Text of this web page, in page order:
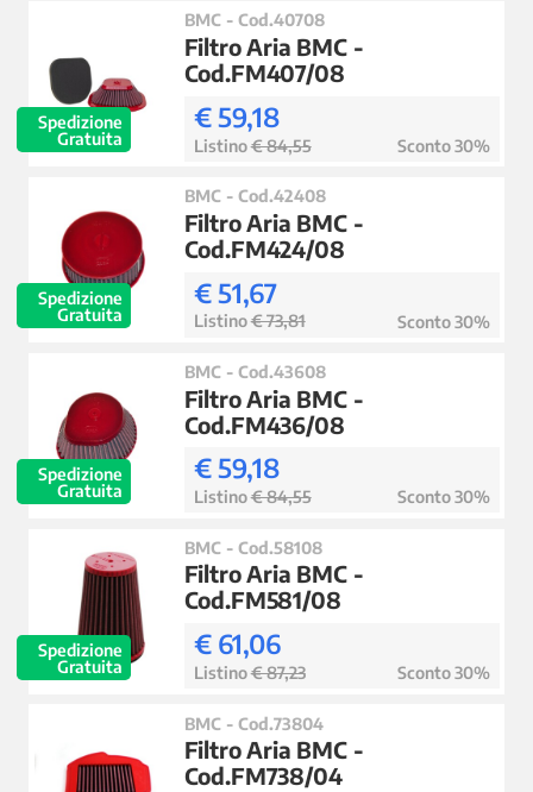
Spedizione
Gratuita
BMC - Cod.40708
Filtro Aria BMC -
Cod.FM407/08
€ 59,18
Listino€ 84,55 Sconto 30%
Spedizione
Gratuita
BMC - Cod.42408
Filtro Aria BMC -
Cod.FM424/08
€ 51,67
Listino€ 73,81 Sconto 30%
Spedizione
Gratuita
BMC - Cod.43608
Filtro Aria BMC -
Cod.FM436/08
€ 59,18
Listino€ 84,55 Sconto 30%
Spedizione
Gratuita
BMC - Cod.58108
Filtro Aria BMC -
Cod.FM581/08
€ 61,06
Listino€ 87,23 Sconto 30%
BMC - Cod.73804
Filtro Aria BMC -
Cod.FM738/04